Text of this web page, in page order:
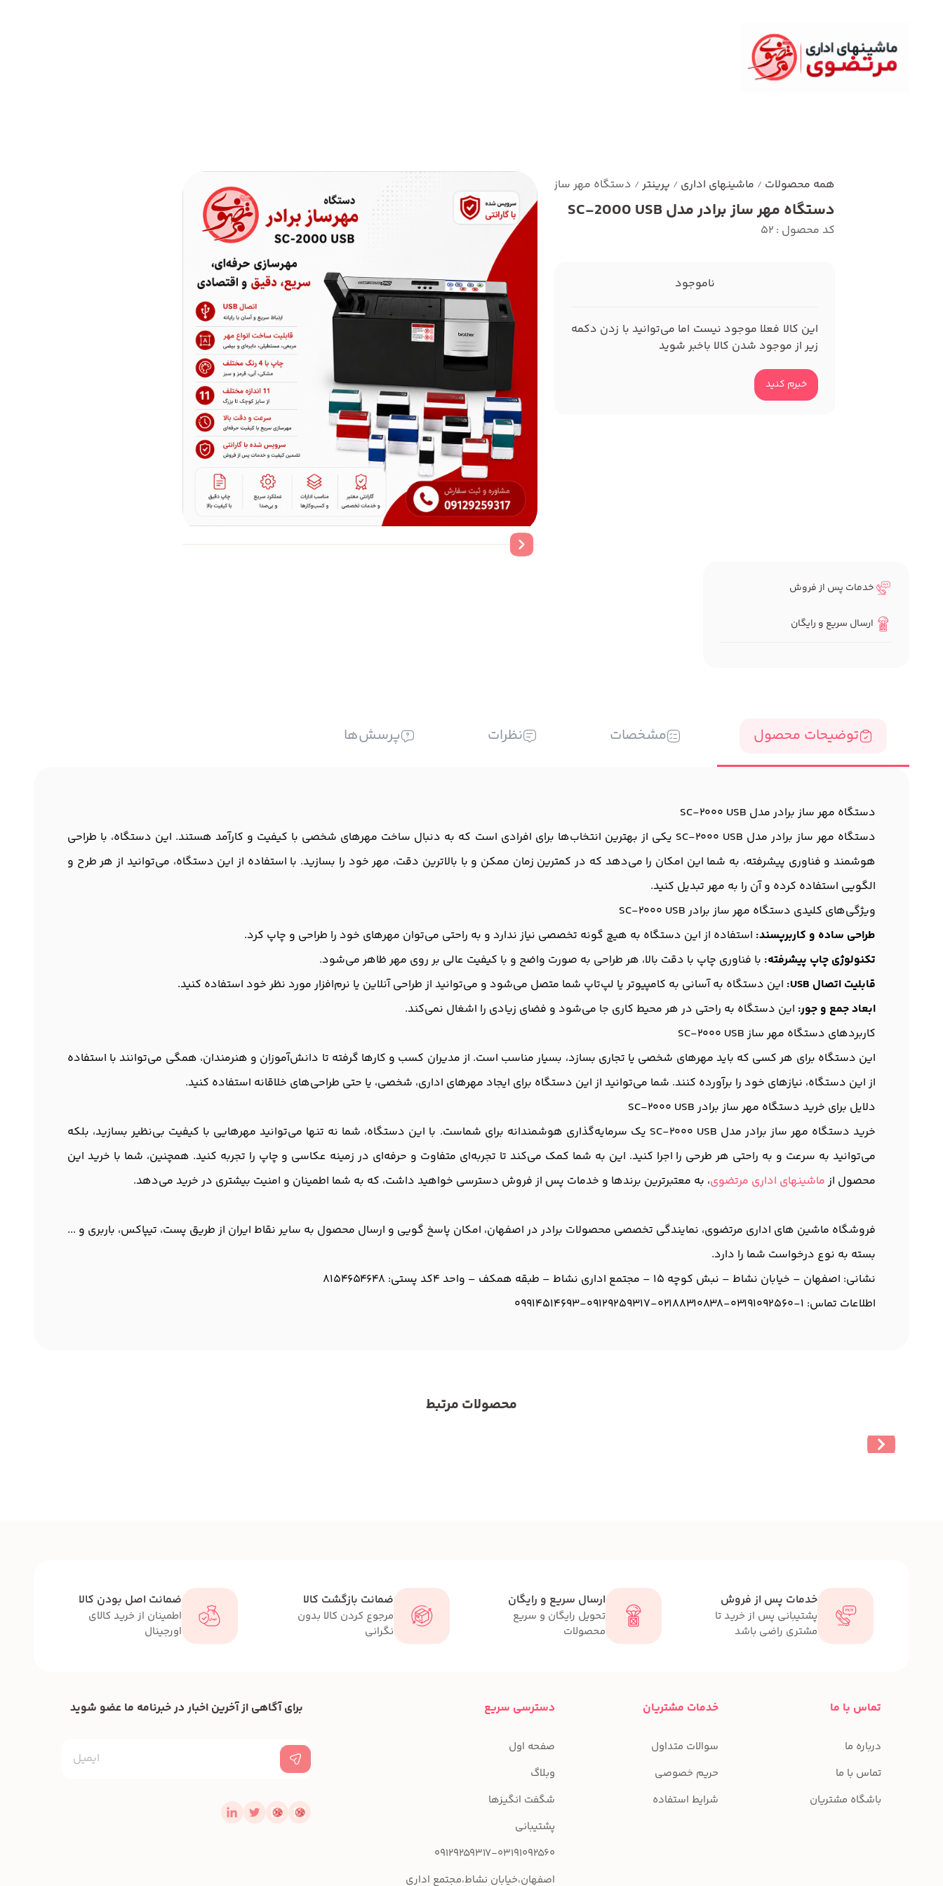
همه محصولات / ماشینهای اداری / پرینتر / دستگاه مهر ساز برادر مدل SC-2000 USB
دستگاه مهر ساز برادر مدل SC-2000 USB
کد محصول : 52
ناموجود
این کالا فعلا موجود نیست اما می‌توانید با زدن دکمه
زیر از موجود شدن کالا باخبر شوید
خبرم کنید
خدمات پس از فروش
ارسال سریع و رایگان
توضیحات محصول مشخصات نظرات پرسش‌ها
دستگاه مهر ساز برادر مدل SC-2000 USB
دستگاه مهر ساز برادر مدل SC-2000 USB یکی از بهترین انتخاب‌ها برای افرادی است که به دنبال ساخت مهرهای شخصی با کیفیت و کارآمد هستند. این دستگاه، با طراحی
هوشمند و فناوری پیشرفته، به شما این امکان را می‌دهد که در کمترین زمان ممکن و با بالاترین دقت، مهر خود را بسازید. با استفاده از این دستگاه، می‌توانید از هر طرح و
الگویی استفاده کرده و آن را به مهر تبدیل کنید.
ویژگی‌های کلیدی دستگاه مهر ساز برادر SC-2000 USB
طراحی ساده و کاربرپسند: استفاده از این دستگاه به هیچ گونه تخصصی نیاز ندارد و به راحتی می‌توان مهرهای خود را طراحی و چاپ کرد.
تکنولوژی چاپ پیشرفته: با فناوری چاپ با دقت بالا، هر طراحی به صورت واضح و با کیفیت عالی بر روی مهر ظاهر می‌شود.
قابلیت اتصال USB:
این دستگاه به آسانی به کامپیوتر یا لپ‌تاپ شما متصل می‌شود و می‌توانید از طراحی آنلاین یا نرم‌افزار مورد نظر خود استفاده کنید.
ابعاد جمع و جور: این دستگاه به راحتی در هر محیط کاری جا می‌شود و فضای زیادی را اشغال نمی‌کند.
کاربردهای دستگاه مهر ساز SC-2000 USB
این دستگاه برای هر کسی که باید مهرهای شخصی یا تجاری بسازد، بسیار مناسب است. از مدیران کسب و کارها گرفته تا دانش‌آموزان و هنرمندان، همگی می‌توانند با استفاده
از این دستگاه، نیازهای خود را برآورده کنند. شما می‌توانید از این دستگاه برای ایجاد مهرهای اداری، شخصی، یا حتی طراحی‌های خلاقانه استفاده کنید.
دلایل برای خرید دستگاه مهر ساز برادر SC-2000 USB
خرید دستگاه مهر ساز برادر مدل SC-2000 USB یک سرمایه‌گذاری هوشمندانه برای شماست. با این دستگاه، شما نه تنها می‌توانید مهرهایی با کیفیت بی‌نظیر بسازید، بلکه
می‌توانید به سرعت و به راحتی هر طرحی را اجرا کنید. این به شما کمک می‌کند تا تجربه‌ای متفاوت و حرفه‌ای در زمینه عکاسی و چاپ را تجربه کنید. همچنین، شما با خرید این
محصول ازماشینهای اداری مرتضوی، به معتبرترین برندها و خدمات پس از فروش دسترسی خواهید داشت، که به شما اطمینان و امنیت بیشتری در خرید می‌دهد.
فروشگاه ماشین های اداری مرتضوی، نمایندگی تخصصی محصولات برادر در اصفهان، امکان پاسخ گویی و ارسال محصول به سایر نقاط ایران از طریق پست، تیپاکس، باربری و ...
بسته به نوع درخواست شما را دارد.
نشانی: اصفهان – خیابان نشاط – نبش کوچه 15 – مجتمع اداری نشاط – طبقه همکف – واحد 4
کد پستی: 8154654648
اطلاعات تماس:
03191092560-1
02188310838-
09129259317-
09914514693-
محصولات مرتبط
خدمات پس از فروش
پشتیبانی پس از خرید تا
مشتری راضی باشد
ارسال سریع و رایگان
تحویل رایگان و سریع
محصولات
ضمانت بازگشت کالا
مرجوع کردن کالا بدون
نگرانی
ضمانت اصل بودن کالا
اطمینان از خرید کالای
اورجینال
تماس با ما
درباره ما
تماس با ما
باشگاه مشتریان
خدمات مشتریان
سوالات متداول
حریم خصوصی
شرایط استفاده
دسترسی سریع
صفحه اول
وبلاگ
شگفت انگیزها
پشتیبانی
09129259317-03191092560
اصفهان،خیابان نشاط،مجتمع اداری
برای آگاهی از آخرین اخبار در خبرنامه ما عضو شوید